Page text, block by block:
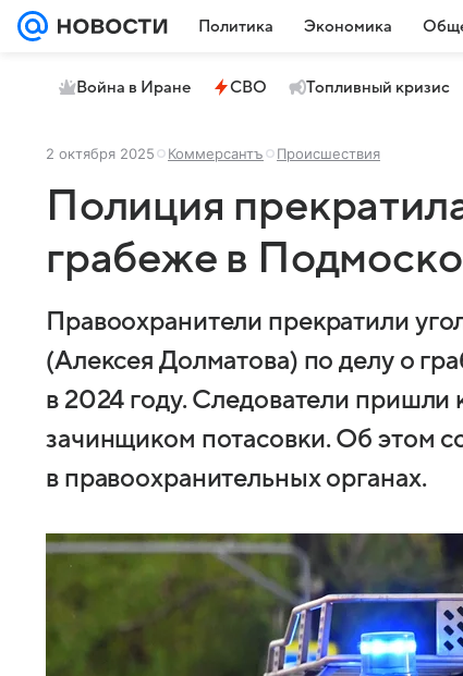
Политика Экономика
Война в Иране СВО Топливный кризис
2 октября 2025 Коммерсантъ Происшествия
Полиция
грабеже в
Правоохранители прекратили
(Алексея Долматова) по делу о
в 2024 году. Следователи пришли
зачинщиком потасовки. Об этом
в правоохранительных органах.